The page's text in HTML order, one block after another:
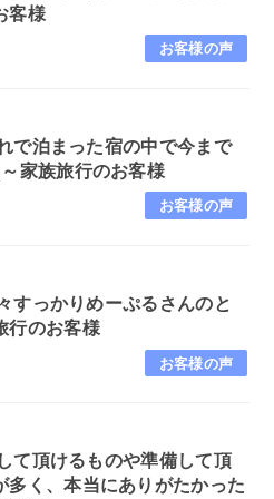
客様
お客様の声
で泊まった宿の中で今まで
家族旅行のお客様
お客様の声
すっかりめーぷるさんのと
行のお客様
お客様の声
て頂けるものや準備して頂
多く、本当にありがたかった